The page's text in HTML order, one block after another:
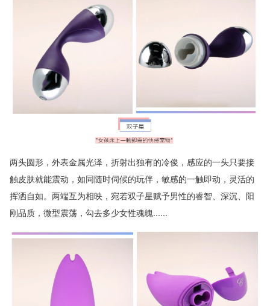
两头圆形，外表金属光泽，折射出独有的冷俊，感应的一头只要接
触皮肤就能震动，如同随时伺候的玩伴，敏感的一触即动，灵活的
挥洒自如。两端互为相映，宛若双子星赋予男性的睿智、深沉、阳
刚品质，微型震荡，勾去多少女性魂魄......